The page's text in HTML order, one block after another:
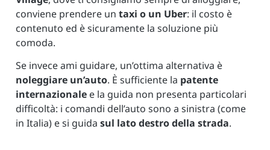
conviene prendere un taxi o un Uber: il costo è
contenuto ed èsicuramente la soluzione più
comoda.
Se inveceami guidare, un’ottima alternativa è
noleggiare un’auto. È sufficiente la patente
internazionale e la guida non presenta particolari
difficoltà: i comandi dell’auto sono a sinistra (come
in Italia) esi guida sul latodestrodella strada.